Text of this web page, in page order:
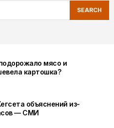
SEARCH
мясо и
картошка?
объяснений из-
— СМИ